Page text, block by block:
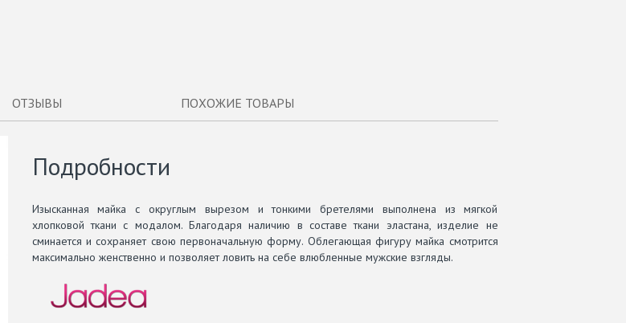
ОТЗЫВЫ ПОХОЖИЕ ТОВАРЫ
Подробности
Изысканная майка с округлым вырезом и тонкими бретелями выполнена из мягкой
хлопковой ткани с модалом. Благодаря наличию в составе ткани эластана, изделие не
сминается и сохраняет свою первоначальную форму. Облегающая фигуру майка смотрится
максимально женственно и позволяет ловить на себе влюбленные мужские взгляды.